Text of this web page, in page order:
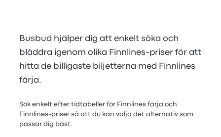
Busbud hjälper dig att enkelt söka och
bläddra igenom olika Finnlines-priser för att
hitta de billigaste biljetterna med Finnlines
färja.
Sök enkelt efter tidtabeller för Finnlines färja och
Finnlines-priser så att du kan välja det alternativ som
passar dig bäst.